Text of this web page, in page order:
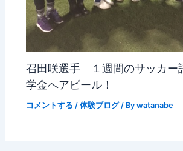
召田咲選手 １週間のサッカー
学金へアピール！
コメントする / 体験ブログ/ By watanabe